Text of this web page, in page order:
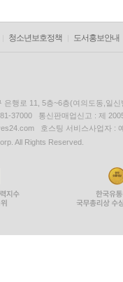
청소년보호정책 도서홍보안내
은행로 11, 5층~6층(여의도동,일신
37000 통신판매업신고 : 제
호스팅 서비스사업자 :
All Rights Reserved.